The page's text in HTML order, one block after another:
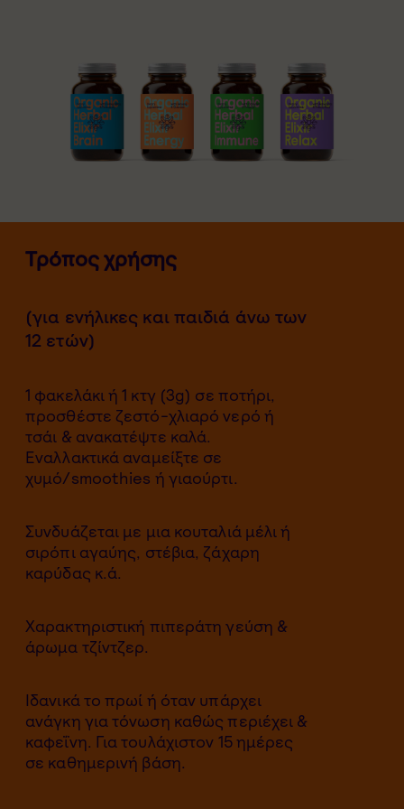
Τρόπος χρήσης
(για ενήλικες και παιδιά άνω των
12 ετών)
1 φακελάκι ή 1 κτγ (3g) σε ποτήρι,
προσθέστε ζεστό-χλιαρό νερό ή
τσάι & ανακατέψτε καλά.
Εναλλακτικά αναμείξτε σε
χυμό/smoothies ή γιαούρτι.
Συνδυάζεται με μια κουταλιά μέλι ή
σιρόπι αγαύης, στέβια, ζάχαρη
καρύδας κ.ά.
Χαρακτηριστική πιπεράτη γεύση &
άρωμα τζίντζερ.
Ιδανικά το πρωί ή όταν υπάρχει
ανάγκη για τόνωση καθώς περιέχει &
καφεΐνη. Για τουλάχιστον 15 ημέρες
σε καθημερινή βάση.